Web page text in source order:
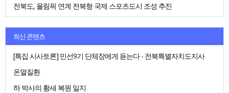
전북도, 올림픽 연계 전북형 국제 스포츠도시 조성 추진
최신 콘텐츠
[특집 시사토론] 민선9기 단체장에게 듣는다 - 전북특별자치도지사
온열질환
하 박사의 황새 복원 일지